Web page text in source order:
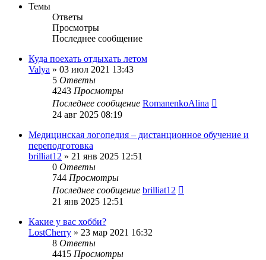
Темы
Ответы
Просмотры
Последнее сообщение
Куда поехать отдыхать летом
Valya » 03 июл 2021 13:43
5 Ответы
4243 Просмотры
Последнее сообщение RomanenkoAlina
24 авг 2025 08:19
Медицинская логопедия – дистанционное обучение и
переподготовка
brilliat12 » 21 янв 2025 12:51
0 Ответы
744 Просмотры
Последнее сообщение brilliat12
21 янв 2025 12:51
Какие у вас хобби?
LostCherry » 23 мар 2021 16:32
8 Ответы
4415 Просмотры